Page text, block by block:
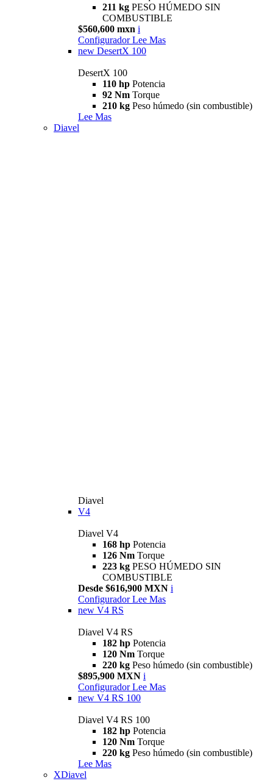
211 kg PESO HÚMEDO SIN
COMBUSTIBLE
$560,600 mxn i
Configurador Lee Mas
new DesertX 100
DesertX 100
110 hp Potencia
92 Nm Torque
210 kg Peso húmedo (sin combustible)
Lee Mas
Diavel
Diavel
V4
Diavel V4
168 hp Potencia
126 Nm Torque
223 kg PESO HÚMEDO SIN
COMBUSTIBLE
Desde $616,900 MXN i
Configurador Lee Mas
new V4 RS
Diavel V4 RS
182 hp Potencia
120 Nm Torque
220 kg Peso húmedo (sin combustible)
$895,900 MXN i
Configurador Lee Mas
new V4 RS 100
Diavel V4 RS 100
182 hp Potencia
120 Nm Torque
220 kg Peso húmedo (sin combustible)
Lee Mas
XDiavel